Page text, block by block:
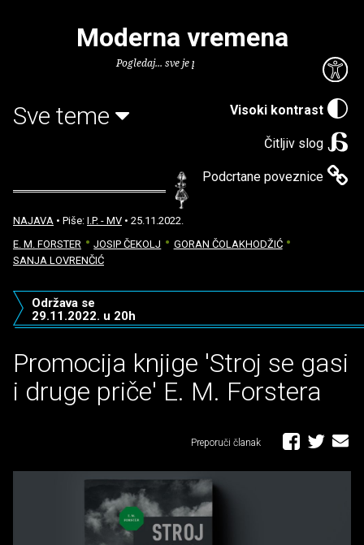
Visoki kontrast
Čitljiv slog
Podcrtane poveznice
Moderna vremena
Pogledaj... sve je puno knjiga.
Sve teme
NAJAVA • Piše: I.P. - MV • 25.11.2022.
E. M. FORSTER
JOSIP ČEKOLJ
GORAN ČOLAKHODŽIĆ
SANJA LOVRENČIĆ
Promocija knjige 'Stroj se gasi
i druge priče' E. M. Forstera
Održava se
29.11.2022. u 20h
Preporuči članak